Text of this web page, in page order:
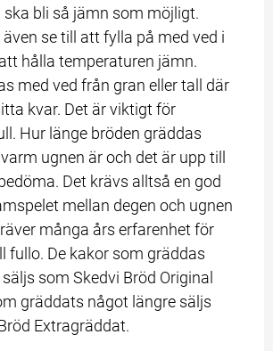
ska bli så jämn som möjligt.
se till att fylla på med ved i
hålla temperaturen jämn.
med ved från gran eller tall där
kvar. Det är viktigt för
Hur länge bröden gräddas
ugnen är och det är upp till
Det krävs alltså en god
mellan degen och ugnen
många års erfarenhet för
fullo. De kakor som gräddas
som Skedvi Bröd Original
gräddats något längre säljs
Extragräddat.